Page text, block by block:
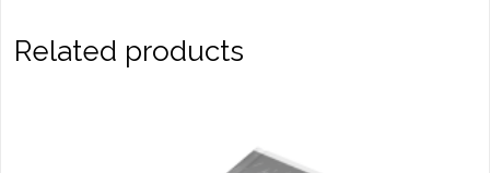
Related products